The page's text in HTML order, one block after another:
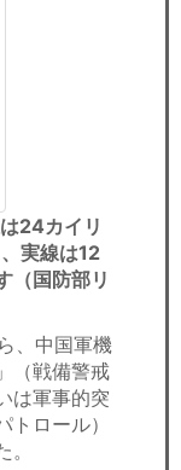
24カイリ
実線は12
（国防部リ
、中国軍機
（戦備警戒
は軍事的突
ロール）